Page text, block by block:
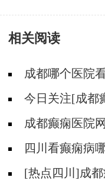
期
癫痫呢？
相关阅读
成都哪个医院
痫?今日关注[成都
发癫痫的利器！
成都癫痫医院
病？四川看癫痫病
疗 效果不好的原
[热点四川]成